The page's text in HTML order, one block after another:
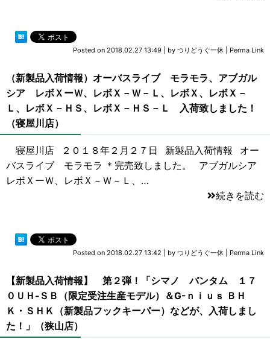
Posted on 2018.02.27 13:49 by つりどうぐ一休 Perma Link
（新製品入荷情報）オーバスライブ モラモラ、アブガル
シア レボＸーＷ、レボＸ－Ｗ－Ｌ、レボＸ、レボＸ－
Ｌ、レボＸ－ＨＳ、レボＸ－ＨＳ－Ｌ 入荷致しました！
（寝屋川店）
寝屋川店 ２０１８年２月２７日 新製品入荷情報 オー
バスライブ モラモラ ＊完売致しました。 アブガルシア
レボＸーＷ、レボＸ－Ｗ－Ｌ、…
続きを読む
Posted on 2018.02.27 13:42 by つりどうぐ一休 Perma Link
【新製品入荷情報】 第２弾！「シマノ バンタム １７
０ＵＨ‐ＳＢ（限定受注生産モデル）＆G-ｎｉｕｓ ＢＨ
Ｋ・ＳＨＫ（新製品フックキーパー）などが、入荷しまし
た！」（狭山店）